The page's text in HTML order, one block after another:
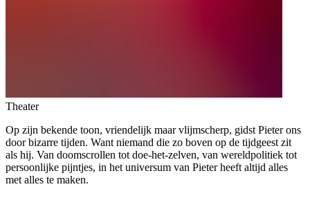
Theater
Op zijn bekende toon, vriendelijk maar vlijmscherp, gidst Pieter ons
door bizarre tijden. Want niemand die zo boven op de tijdgeest zit
als hij. Van doomscrollen tot doe-het-zelven, van wereldpolitiek tot
persoonlijke pijntjes, in het universum van Pieter heeft altijd alles
met alles te maken.